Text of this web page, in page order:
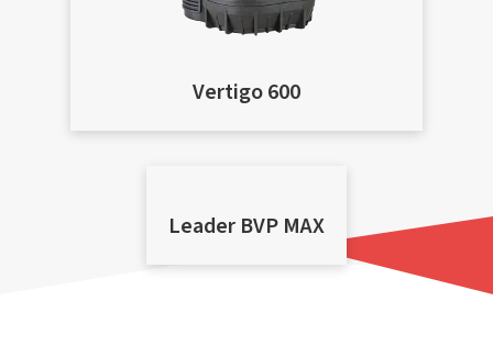
Vertigo 600
Leader BVP MAX